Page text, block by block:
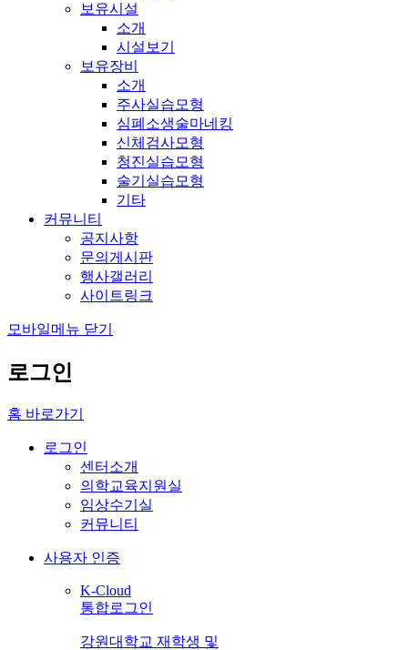
보유시설
소개
시설보기
보유장비
소개
주사실습모형
심폐소생술마네킹
신체검사모형
청진실습모형
술기실습모형
기타
커뮤니티
공지사항
문의게시판
행사갤러리
사이트링크
모바일메뉴 닫기
로그인
홈 바로가기
로그인
센터소개
의학교육지원실
임상수기실
커뮤니티
사용자 인증
K-Cloud
통합로그인
강원대학교 재학생 및